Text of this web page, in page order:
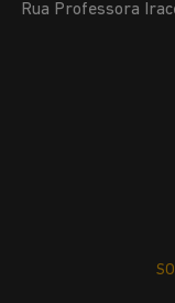
Rua Professora